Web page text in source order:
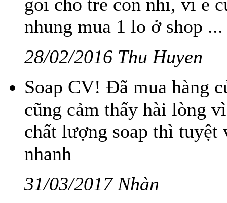
nhung mua 1 lo ở shop ...
28/02/2016 Thu Huyen
Soap CV! Đã mua hàng
cũng cảm thấy hài lòng
chất lượng soap thì tuyệt
nhanh
31/03/2017 Nhàn